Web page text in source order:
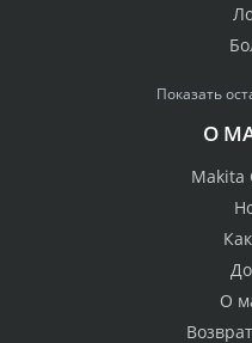
Показать
О
Makita
О